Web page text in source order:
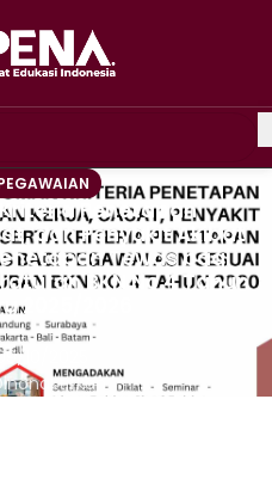
Penetapan
dan Penyakit Akibat
Tewas bagi
BKN No 4 Tahun
2025/2026
10/2025